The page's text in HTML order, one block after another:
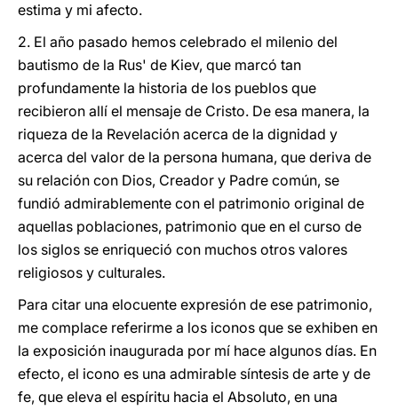
estima y mi afecto.
2. El año pasado hemos celebrado el milenio del
bautismo de la Rus' de Kiev, que marcó tan
profundamente la historia de los pueblos que
recibieron allí el mensaje de Cristo. De esa manera, la
riqueza de la Revelación acerca de la dignidad y
acerca del valor de la persona humana, que deriva de
su relación con Dios, Creador y Padre común, se
fundió admirablemente con el patrimonio original de
aquellas poblaciones, patrimonio que en el curso de
los siglos se enriqueció con muchos otros valores
religiosos y culturales.
Para citar una elocuente expresión de ese patrimonio,
me complace referirme a los iconos que se exhiben en
la exposición inaugurada por mí hace algunos días. En
efecto, el icono es una admirable síntesis de arte y de
fe, que eleva el espíritu hacia el Absoluto, en una